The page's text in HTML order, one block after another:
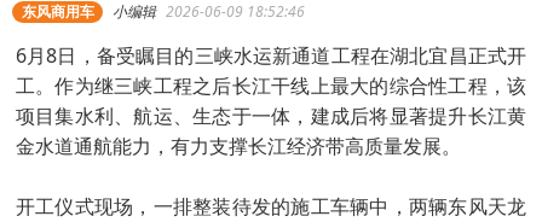
东风商用车 小编辑 2026-06-09 18:52:46
6月8日，备受瞩目的三峡水运新通道工程在湖北宜昌正式开
工。作为继三峡工程之后长江干线上最大的综合性工程，该
项目集水利、航运、生态于一体，建成后将显著提升长江黄
金水道通航能力，有力支撑长江经济带高质量发展。
开工仪式现场，一排整装待发的施工车辆中，两辆东风天龙